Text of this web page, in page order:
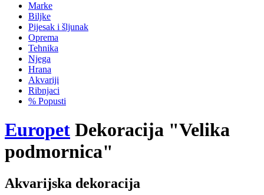
Marke
Biljke
Pijesak i šljunak
Oprema
Tehnika
Njega
Hrana
Akvariji
Ribnjaci
% Popusti
Europet Dekoracija "Velika
podmornica"
Akvarijska dekoracija